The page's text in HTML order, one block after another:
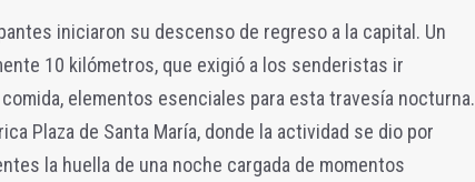
iniciaron su descenso de regreso a la capital. Un
10 kilómetros, que exigió a los senderistas ir
elementos esenciales para esta travesía nocturna.
Plaza de Santa María, donde la actividad se dio por
la huella de una noche cargada de momentos